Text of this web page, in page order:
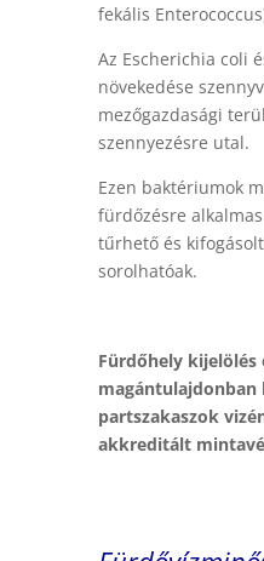
fekális
Az Escherichia coli
növekedése
mezőgazdasági
szennyezésre utal.
Ezen baktériumok
fürdőzésre
tűrhető és
sorolhatóak.
Fürdőhely kijelölés
magántulajdonban
partszakaszok
akkreditált